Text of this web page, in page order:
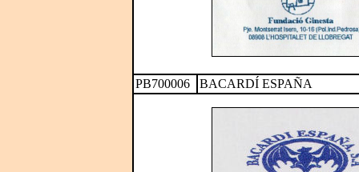
PB700006 BACARDÍ ESPAÑA